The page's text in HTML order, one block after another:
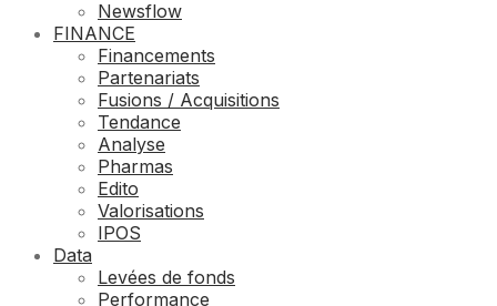
Newsflow
FINANCE
Financements
Partenariats
Fusions / Acquisitions
Tendance
Analyse
Pharmas
Edito
Valorisations
IPOS
Data
Levées de fonds
Performance